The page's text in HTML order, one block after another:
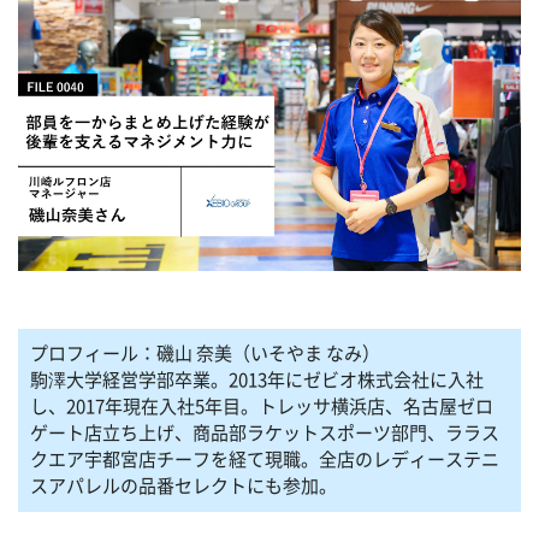
プロフィール：磯山 奈美（いそやま なみ）
駒澤大学経営学部卒業。2013年にゼビオ株式会社に入社
し、2017年現在入社5年目。トレッサ横浜店、名古屋ゼロ
ゲート店立ち上げ、商品部ラケットスポーツ部門、ララス
クエア宇都宮店チーフを経て現職。全店のレディーステニ
スアパレルの品番セレクトにも参加。